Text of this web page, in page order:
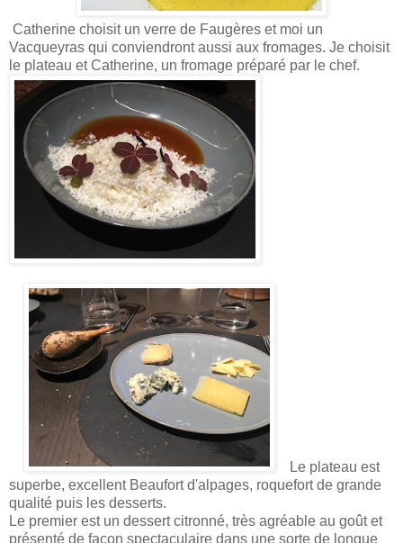
Catherine choisit un verre de Faugères et moi un
Vacqueyras qui conviendront aussi aux fromages. Je choisit
le plateau et Catherine, un fromage préparé par le chef.
Le plateau est
superbe, excellent Beaufort d'alpages, roquefort de grande
qualité puis les desserts.
Le premier est un dessert citronné, très agréable au goût et
présenté de façon spectaculaire dans une sorte de longue